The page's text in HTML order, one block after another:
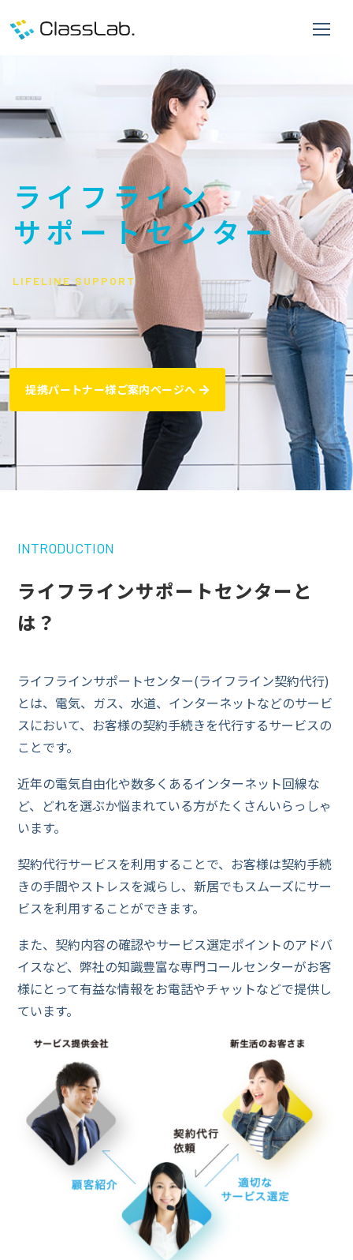
ライフライン
サポートセンター
LIFELINE SUPPORT
提携パートナー様ご案内ページへ
INTRODUCTION
ライフラインサポートセンターと
は？
ライフラインサポートセンター(ライフライン契約代行)
とは、電気、ガス、水道、インターネットなどのサービ
スにおいて、お客様の契約手続きを代行するサービスの
ことです。
近年の電気自由化や数多くあるインターネット回線な
ど、どれを選ぶか悩まれている方がたくさんいらっしゃ
います。
契約代行サービスを利用することで、お客様は契約手続
きの手間やストレスを減らし、新居でもスムーズにサー
ビスを利用することができます。
また、契約内容の確認やサービス選定ポイントのアドバ
イスなど、弊社の知識豊富な専門コールセンターがお客
様にとって有益な情報をお電話やチャットなどで提供し
ています。